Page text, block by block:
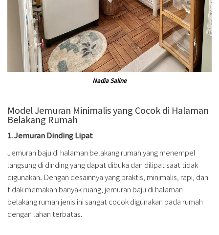
Nadia Saline
Model Jemuran Minimalis yang Cocok di Halaman
Belakang Rumah
1. Jemuran Dinding Lipat
Jemuran baju di halaman belakang rumah yang menempel
langsung di dinding yang dapat dibuka dan dilipat saat tidak
digunakan. Dengan desainnya yang praktis, minimalis, rapi, dan
tidak memakan banyak ruang, jemuran baju di halaman
belakang rumah jenis ini sangat cocok digunakan pada rumah
dengan lahan terbatas.